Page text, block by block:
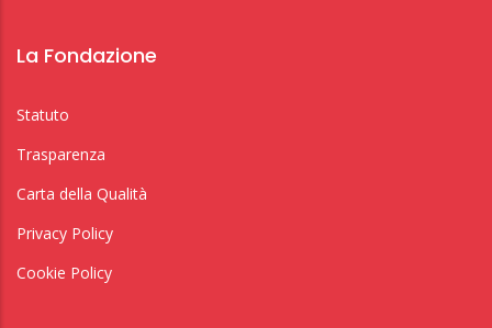
La Fondazione
Statuto
Trasparenza
Carta della Qualità
Privacy Policy
Cookie Policy